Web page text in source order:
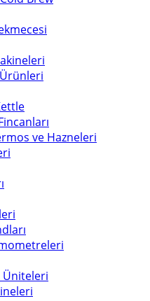
ve Hazneleri
Üniteleri